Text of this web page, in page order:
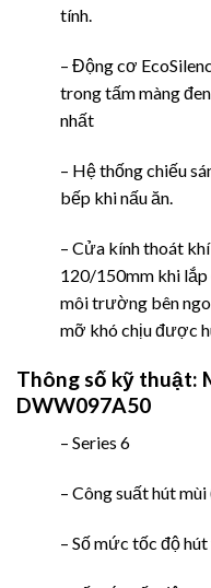
tính.
– Động cơ
trong tấm màng
nhất
– Hệ thống chiếu
bếp khi nấu ăn.
– Cửa kính thoát
120/150mm khi
môi trường bên
mỡ khó chịu được
Thông số kỹ thuật:
DWW097A50
– Series 6
– Công suất hút mùi
– Số mức tốc độ